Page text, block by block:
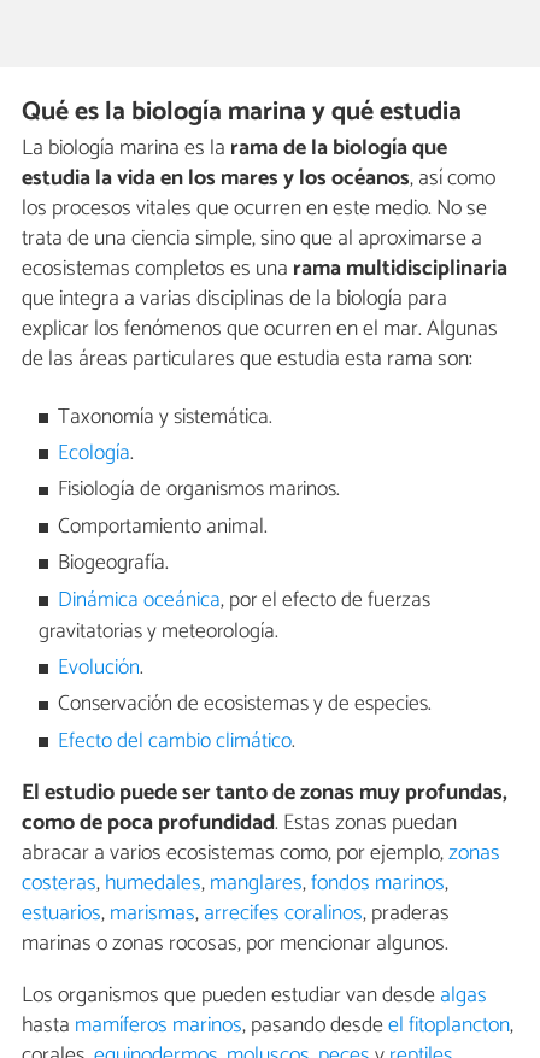
Qué es la biología marina y qué estudia
La biología marina es la rama de la biología que
estudia la vida en los mares y los océanos, así como
los procesos vitales que ocurren en este medio. No se
trata de una ciencia simple, sino que al aproximarse a
ecosistemas completos es una rama multidisciplinaria
que integra a varias disciplinas de la biología para
explicar los fenómenos que ocurren en el mar. Algunas
de las áreas particulares que estudia esta rama son:
Taxonomía y sistemática.
Ecología.
Fisiología de organismos marinos.
Comportamiento animal.
Biogeografía.
Dinámica oceánica, por el efecto de fuerzas
gravitatorias y meteorología.
Evolución.
Conservación de ecosistemas y de especies.
Efecto del cambio climático.
El estudio puede ser tanto de zonas muy profundas,
como de poca profundidad. Estas zonas puedan
abracar a varios ecosistemas como, por ejemplo,zonas
costeras,humedales,manglares,fondos marinos,
estuarios,marismas,arrecifes coralinos, praderas
marinas o zonas rocosas, por mencionar algunos.
Los organismos que pueden estudiar van desdealgas
hasta mamíferos marinos, pasando desdeel fitoplancton,